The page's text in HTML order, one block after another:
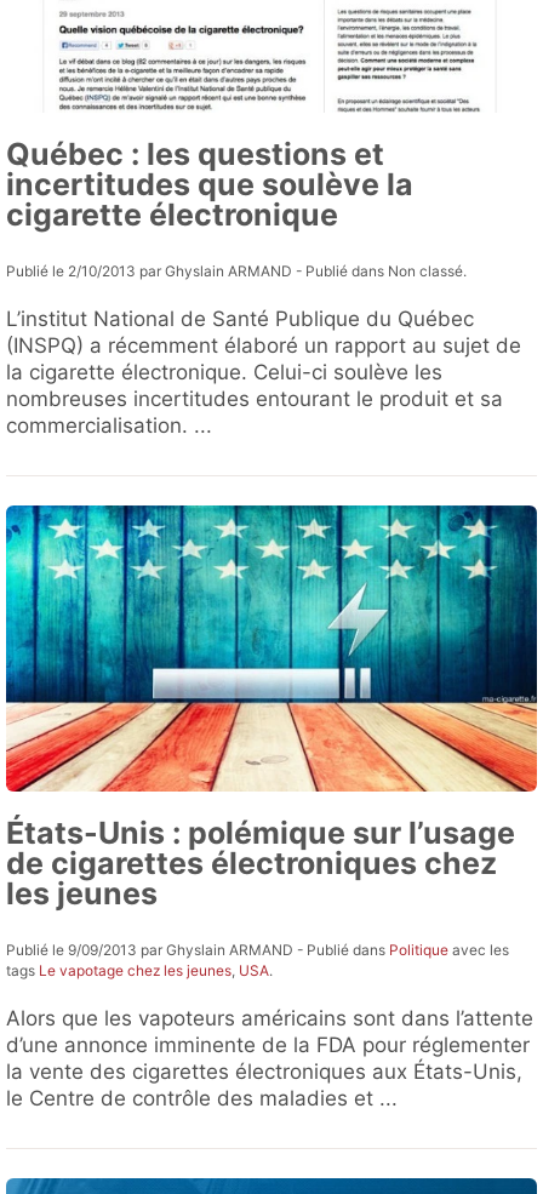
Québec : les questions et
incertitudes que soulève la
cigarette électronique
Publié le 2/10/2013 par Ghyslain ARMAND - Publié dans Non classé.
L’institut National de Santé Publique du Québec
(INSPQ) a récemment élaboré un rapport au sujet de
la cigarette électronique. Celui-ci soulève les
nombreuses incertitudes entourant le produit et sa
commercialisation. ...
États-Unis : polémique sur l’usage
de cigarettes électroniques chez
les jeunes
Publié le 9/09/2013 par Ghyslain ARMAND - Publié dans Politique avec les
tags Le vapotage chez les jeunes USA.
Alors que les vapoteurs américains sont dans l’attente
d’une annonce imminente de la FDA pour réglementer
la vente des cigarettes électroniques aux États-Unis,
le Centre de contrôle des maladies et ...